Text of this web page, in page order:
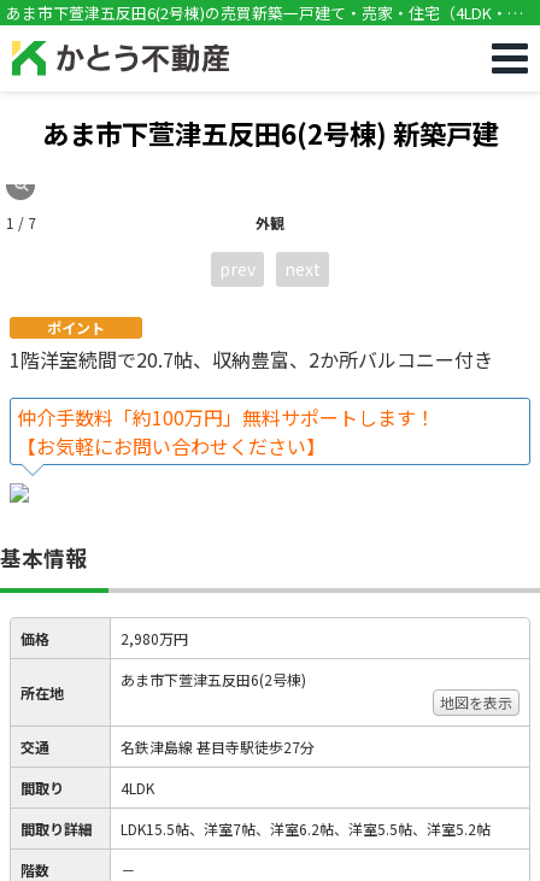
!DOCTYPE html>
あま市下萱津五反田6(2号棟)の売買新築一戸建て・売家・住宅（4LDK・甚
目寺駅徒歩27分）[11174]
あま市下萱津五反田6(2号棟) 新築戸建
外観
1 / 7
prev next
ポイント
1階洋室続間で20.7帖、収納豊富、2か所バルコニー付き
仲介手数料「約100万円」無料サポートします！
【お気軽にお問い合わせください】
基本情報
価格 2,980万円
所在地
あま市下萱津五反田6(2号棟)
地図を表示
交通
名鉄津島線 甚目寺駅徒歩27分
間取り
4LDK
間取り詳細
LDK15.5帖、洋室7帖、洋室6.2帖、洋室5.5帖、洋室5.2帖
階数
－